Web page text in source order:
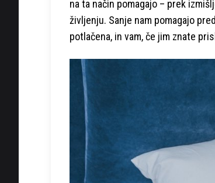
na ta način pomagajo – prek
življenju. Sanje nam pomagajo
potlačena, in vam, če jim znate